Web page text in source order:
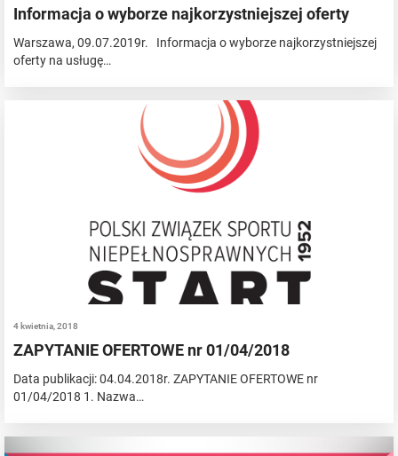
Informacja o wyborze najkorzystniejszej oferty
Warszawa, 09.07.2019r. Informacja o wyborze najkorzystniejszej
oferty na usługę…
4 kwietnia, 2018
ZAPYTANIE OFERTOWE nr 01/04/2018
Data publikacji: 04.04.2018r. ZAPYTANIE OFERTOWE nr
01/04/2018 1. Nazwa…